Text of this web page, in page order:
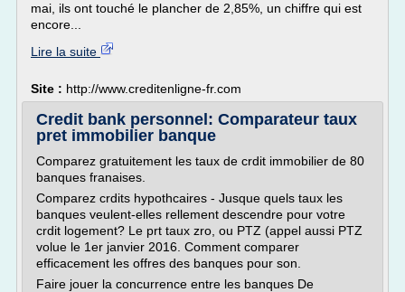
mai, ils ont touché le plancher de 2,85%, un chiffre qui est
encore...
Lire la suite
Site : http://www.creditenligne-fr.com
Credit bank personnel: Comparateur taux
pret immobilier banque
Comparez gratuitement les taux de crdit immobilier de 80
banques franaises.
Comparez crdits hypothcaires - Jusque quels taux les
banques veulent-elles rellement descendre pour votre
crdit logement? Le prt taux zro, ou PTZ (appel aussi PTZ
volue le 1er janvier 2016. Comment comparer
efficacement les offres des banques pour son.
Faire jouer la concurrence entre les banques De